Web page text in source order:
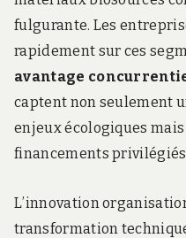
fulgurante. Les
rapidement sur ces
avantage
captent non seulement
enjeux écologiques
financements
L’innovation
transformation